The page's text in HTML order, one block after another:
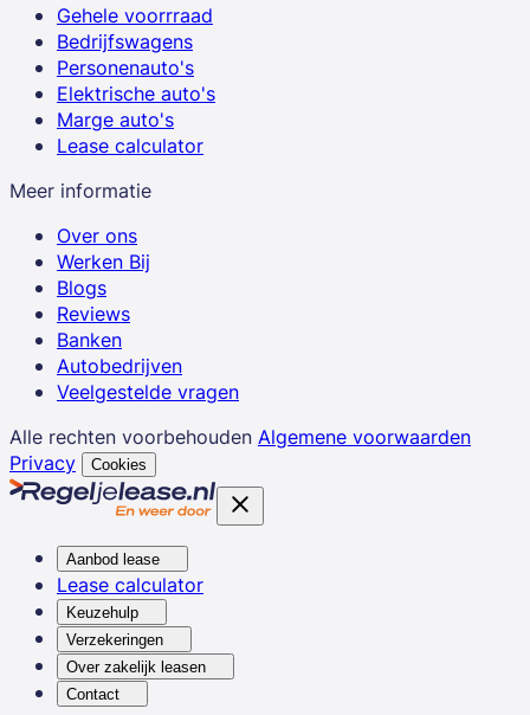
Gehele voorrraad
Bedrijfswagens
Personenauto's
Elektrische auto's
Marge auto's
Lease calculator
Meer informatie
Over ons
Werken Bij
Blogs
Reviews
Banken
Autobedrijven
Veelgestelde vragen
Alle rechten voorbehouden Algemene voorwaarden
Privacy
Cookies
Aanbod lease
Lease calculator
Keuzehulp
Verzekeringen
Over zakelijk leasen
Contact